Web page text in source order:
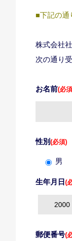
■下記の通
株式会社
次の通り
お名前(必
性別 (必須)
男
生年月日 (
郵便番号(